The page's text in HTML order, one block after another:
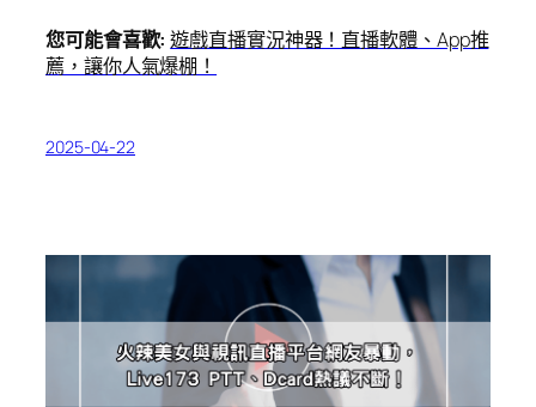
您可能會喜歡:遊戲直播實況神器！直播軟體、App推
薦，讓你人氣爆棚！
2025-04-22